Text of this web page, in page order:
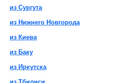
из Сургута
из Нижнего Новгорода
из Киева
из Баку
из Иркутска
из Тбилиси